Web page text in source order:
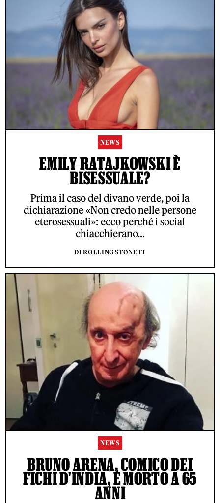
NEWS
EMILY RATAJKOWSKI È
BISESSUALE?
Prima il caso del divano verde, poi la
dichiarazione «Non credo nelle persone
eterosessuali»: ecco perché i social
chiacchierano...
DI ROLLING STONE IT
NEWS
BRUNO ARENA, COMICO DEI
FICHI D'INDIA, È MORTO A 65
ANNI